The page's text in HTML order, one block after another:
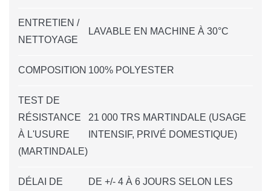
ENTRETIEN /
NETTOYAGE
LAVABLE EN MACHINE À 30°C
COMPOSITION 100% POLYESTER
TEST DE
RÉSISTANCE
À L'USURE
(MARTINDALE)
21 000 TRS MARTINDALE (USAGE
INTENSIF, PRIVÉ DOMESTIQUE)
DÉLAI DE
DE +/- 4 À 6 JOURS SELON LES